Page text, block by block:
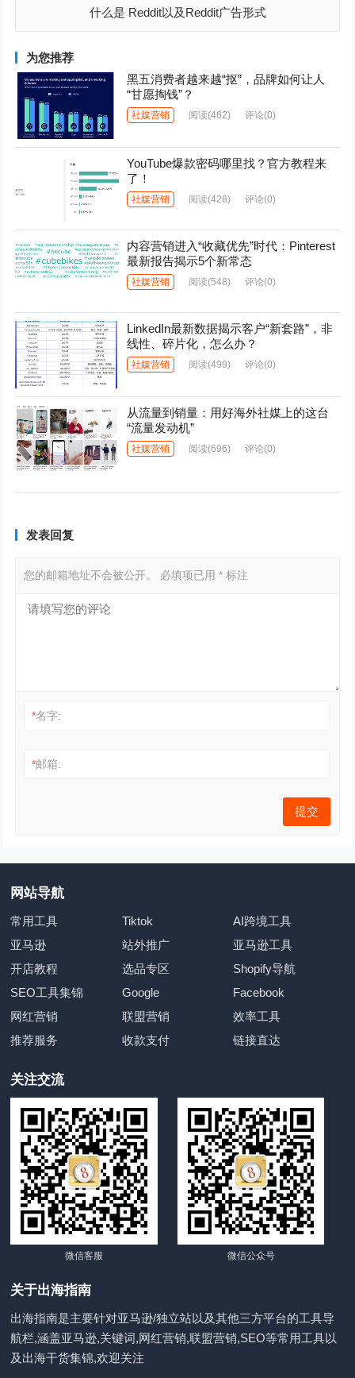
什么是 Reddit以及Reddit广告形式
为您推荐
黑五消费者越来越“抠”，品牌如何让人
“甘愿掏钱”？
社媒营销 阅读(462) 评论(0)
YouTube爆款密码哪里找？官方教程来
了！
社媒营销 阅读(428) 评论(0)
内容营销进入“收藏优先”时代：Pinterest
最新报告揭示5个新常态
社媒营销 阅读(548) 评论(0)
LinkedIn最新数据揭示客户“新套路”，非
线性、碎片化，怎么办？
社媒营销 阅读(499) 评论(0)
从流量到销量：用好海外社媒上的这台
“流量发动机”
社媒营销 阅读(696) 评论(0)
发表回复
您的邮箱地址不会被公开。 必填项已用* 标注
*名字:
*邮箱:
网站导航
常用工具 Tiktok
AI跨境工具
亚马逊
站外推广
亚马逊工具
开店教程
选品专区
Shopify导航
SEO工具集锦
Google
Facebook
网红营销
联盟营销
效率工具
推荐服务
收款支付 链接直达
关注交流
微信客服 微信公众号
关于出海指南
出海指南是主要针对亚马逊/独立站以及其他三方平台的工具导
航栏,涵盖亚马逊,关键词,网红营销,联盟营销,SEO等常用工具以
及出海干货集锦,欢迎关注